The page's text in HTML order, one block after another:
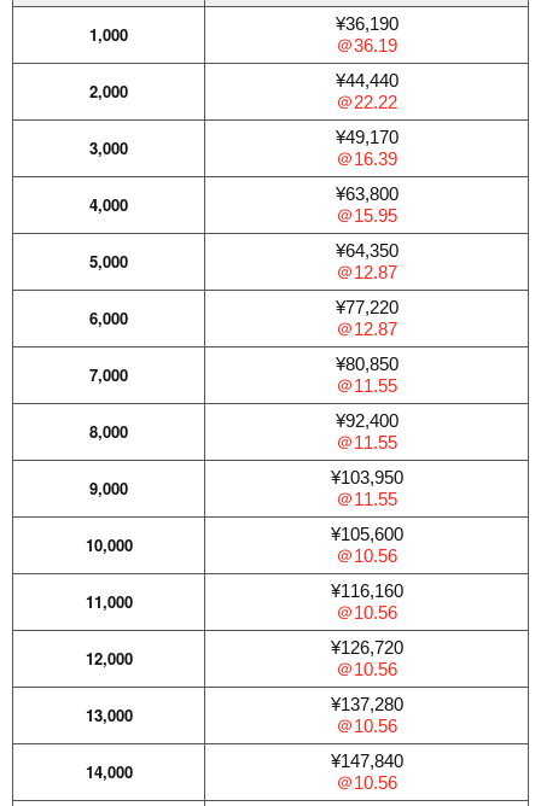
1,000
¥36,190
＠36.19
2,000
¥44,440
＠22.22
3,000
¥49,170
＠16.39
4,000
¥63,800
＠15.95
5,000
¥64,350
＠12.87
6,000
¥77,220
＠12.87
7,000
¥80,850
＠11.55
8,000
¥92,400
＠11.55
9,000
¥103,950
＠11.55
10,000
¥105,600
＠10.56
11,000
¥116,160
＠10.56
12,000
¥126,720
＠10.56
13,000
¥137,280
＠10.56
14,000
¥147,840
＠10.56